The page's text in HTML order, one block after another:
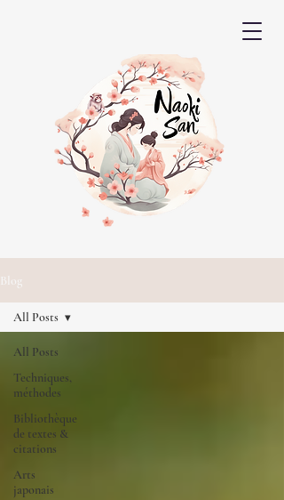
Blog
All Posts
Techniques,
méthodes
Bibliothèque
de textes &
citations
Arts
japonais
All Posts